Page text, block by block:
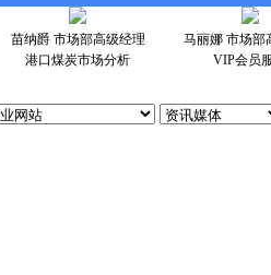
苗纳爵 市场部高级经理
港口煤炭市场分析
马丽娜 市场部
VIP会员